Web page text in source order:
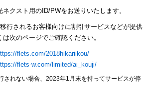
クスト用のID/PWをお送りいたします。
行されるお客様向けに割引サービスなどが提供
次のページでご確認ください。
flets.com/2018hikariikou/
flets-w.com/limited/ai_kouji/
されない場合、2023年1月末を持ってサービスが停